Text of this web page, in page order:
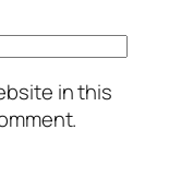
in this